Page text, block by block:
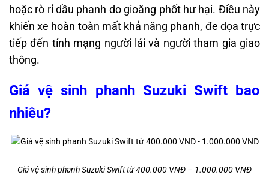
hoặc rò rỉ dầu phanh do gioăng phốt hư hại. Điều này
khiến xe hoàn toàn mất khả năng phanh, đe dọa trực
tiếp đến tính mạng người lái và người tham gia giao
thông.
Giá vệ sinh phanh Suzuki Swift bao
nhiêu?
Giá vệ sinh phanh Suzuki Swift từ 400.000 VNĐ – 1.000.000 VNĐ